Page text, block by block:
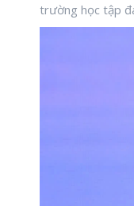
trường học tập